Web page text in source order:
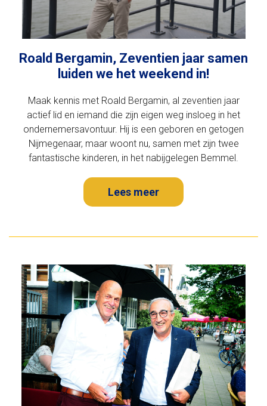
Roald Bergamin, Zeventien jaar samen
luiden we het weekend in!
Maak kennis met Roald Bergamin, al zeventien jaar
actief lid en iemand die zijn eigen weg insloeg in het
ondernemersavontuur. Hij is een geboren en getogen
Nijmegenaar, maar woont nu, samen met zijn twee
fantastische kinderen, in het nabijgelegen Bemmel.
Lees meer